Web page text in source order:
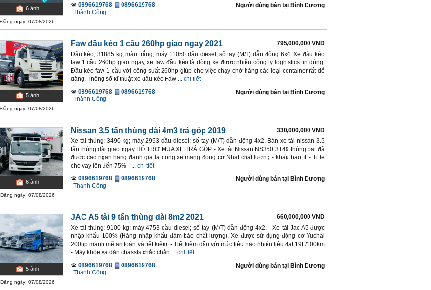
6 ảnh
Đăng ngày: 07/08/2026
0896619768
0896619768
Thành Công
Người dùng bán tại Bình Dương
5 ảnh
Đăng ngày: 07/08/2026
Faw đầu kéo 1 cầu 260hp giao ngay 2021
795,000,000 VND
Đầu kéo; 31885 kg; màu trắng; máy 11050 dầu diesel; số tay (M/T) dẫn động 6x4. Xe đầu kéo
faw 1 cầu 260hp giao ngay, xe faw đầu kéo là dòng xe được nhiều công ty loghistics tin dùng.
Đầu kéo faw 1 cầu với công suất 260hp giúp cho việc chạy chở hàng các loại container rất dễ
dàng. Thông số kĩ thuật xe đầu kéo Faw ... chi tiết
0896619768
0896619768
Thành Công
Người dùng bán tại Bình Dương
6 ảnh
Đăng ngày: 07/08/2026
Nissan 3.5 tấn thùng dài 4m3 trả góp 2019
330,000,000 VND
Xe tải thùng; 3490 kg; máy 2953 dầu diesel; số tay (M/T) dẫn động 4x2. Bán xe tải nissan 3.5
tấn thùng dài giao ngay HỔ TRỢ MUA XE TRẢ GÓP - Xe tải Nissan NS350 3T49 thùng bạt đã
được các ngân hàng đánh giá là dòng xe mang động cơ Nhật chất lượng - khấu hao ít: - Tỉ lệ
cho vay lên đến 75% - ... chi tiết
0896619768
0896619768
Thành Công
Người dùng bán tại Bình Dương
5 ảnh
Đăng ngày: 07/08/2026
JAC A5 tải 9 tấn thùng dài 8m2 2021
660,000,000 VND
Xe tải thùng; 9100 kg; máy 4753 dầu diesel; số tay (M/T) dẫn động 4x2. - Xe tải Jac A5 được
nhập khẩu 100% (Hàng nhập khẩu đảm bảo chất lượng). Xe được sử dụng động cơ Yuchai
200hp mạnh mẽ an toàn và tiết kiệm. - Tiết kiệm dầu với mức tiêu hao nhiên liệu đạt 19L/100km
- Máy khỏe và dàn chassis chắc chắn ... chi tiết
0896619768
0896619768
Thành Công
Người dùng bán tại Bình Dương